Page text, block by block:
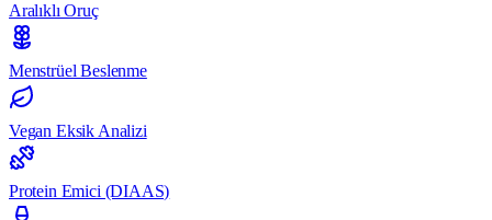
Aralıklı Oruç
Menstrüel Beslenme
Vegan Eksik Analizi
Protein Emici (DIAAS)